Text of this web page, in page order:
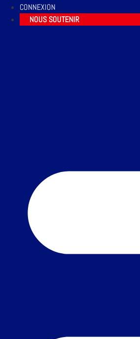
CONNEXION
NOUS SOUTENIR